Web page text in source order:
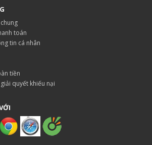
toán
tin cá nhân
tiền
quyết khiếu nại